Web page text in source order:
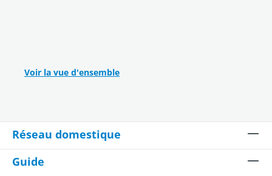
Voir la vue d'ensemble
Réseau domestique
Guide